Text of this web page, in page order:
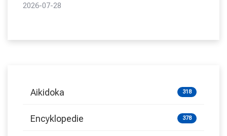
2026-07-28
Aikidoka 318
Encyklopedie 378